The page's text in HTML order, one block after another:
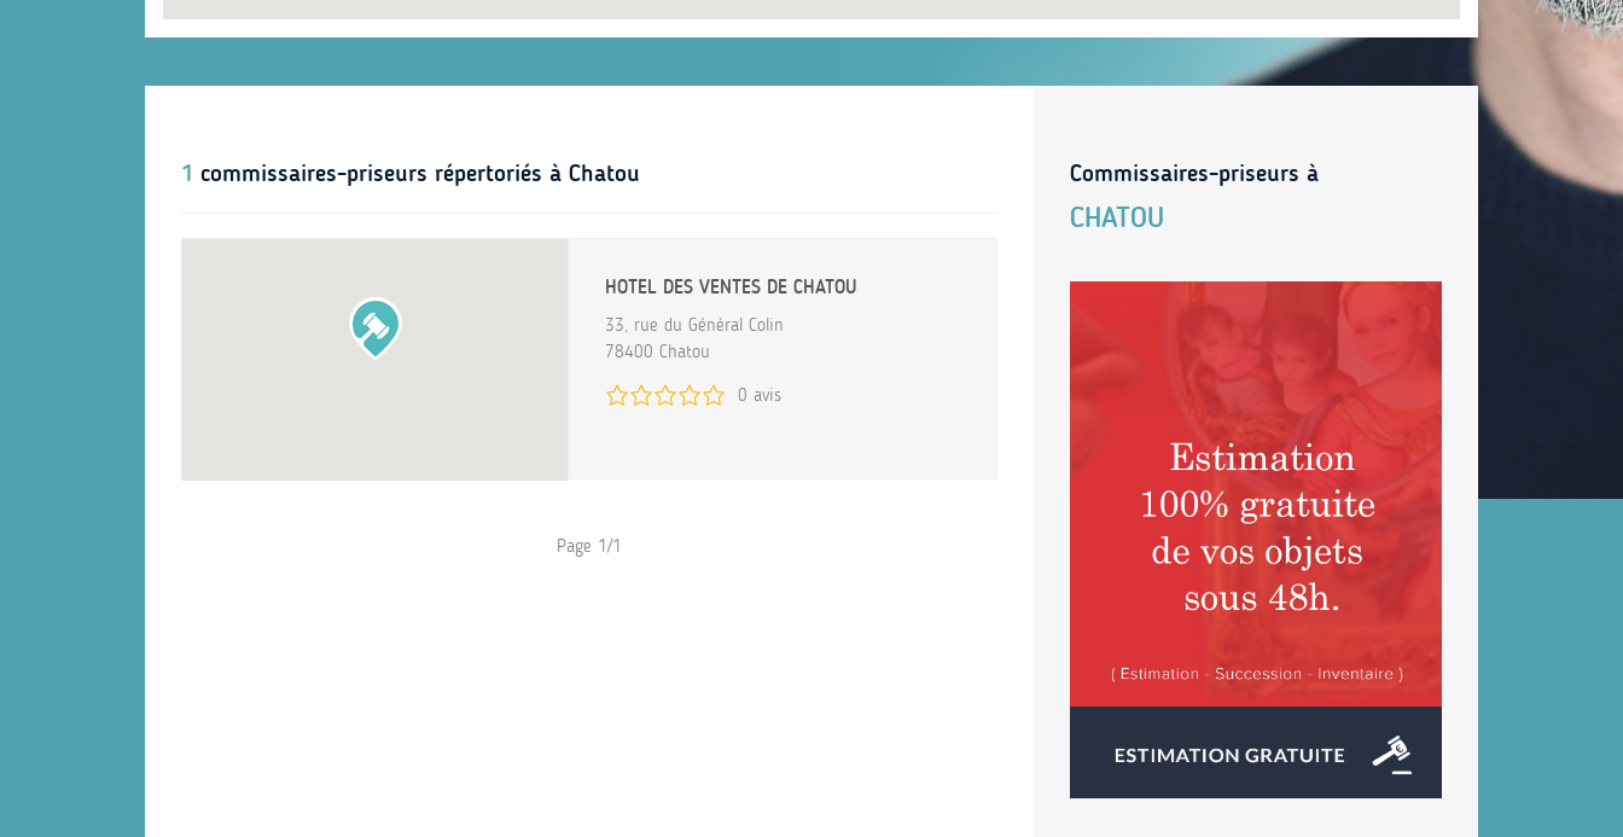
1 commissaires-priseurs répertoriés à Chatou
HOTEL DES VENTES DE CHATOU
33, rue du Général Colin
78400 Chatou
0 avis
Page 1/1
Commissaires-priseurs à
CHATOU